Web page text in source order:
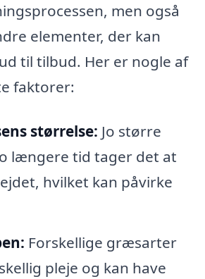
men også
elementer, der kan
til tilbud. Her er nogle af
faktorer:
størrelse: Jo større
længere tid tager det at
hvilket kan påvirke
Forskellige græsarter
pleje og kan have